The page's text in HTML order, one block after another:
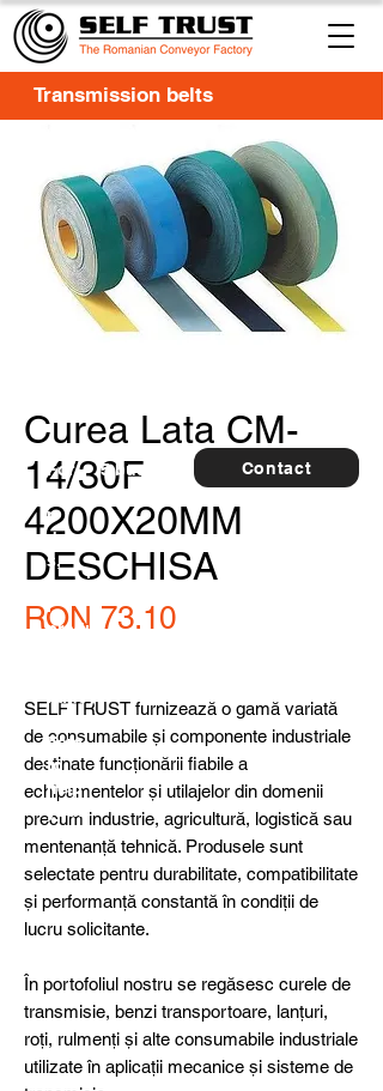
Curea Lata CM-
14/30F
4200X20MM
DESCHISA
RON 73.10Price
SELF TRUST furnizează o gamă variată
de consumabile și componente industriale
destinate funcționării fiabile a
echipamentelor și utilajelor din domenii
precum industrie, agricultură, logistică sau
mentenanță tehnică. Produsele sunt
selectate pentru durabilitate, compatibilitate
și performanță constantă în condiții de
lucru solicitante.
În portofoliul nostru se regăsesc curele de
transmisie, benzi transportoare, lanțuri,
roți, rulmenți și alte consumabile industriale
utilizate în aplicații mecanice și sisteme de
Transmission belts
Contact
For
furthe
r
detail
s,
specia
l
produ
we are
here
to
help
5 buc.